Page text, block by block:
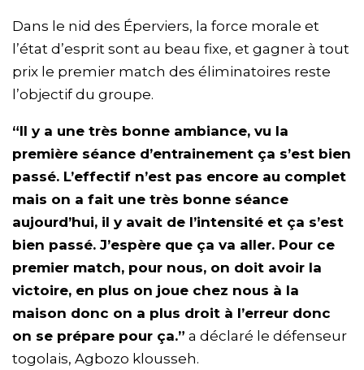
Dans le nid des Éperviers, la force morale et
l’état d’esprit sont au beau fixe, et gagner à tout
prix le premier match des éliminatoires reste
l’objectif du groupe.
“Il y a une très bonne ambiance, vu la
première séance d’entrainement ça s’est bien
passé. L’effectif n’est pas encore au complet
mais on a fait une très bonne séance
aujourd’hui, il y avait de l’intensité et ça s’est
bien passé. J’espère que ça va aller. Pour ce
premier match, pour nous, on doit avoir la
victoire, en plus on joue chez nous à la
maison donc on a plus droit à l’erreur donc
on se prépare pour ça.” a déclaré le défenseur
togolais, Agbozo klousseh.